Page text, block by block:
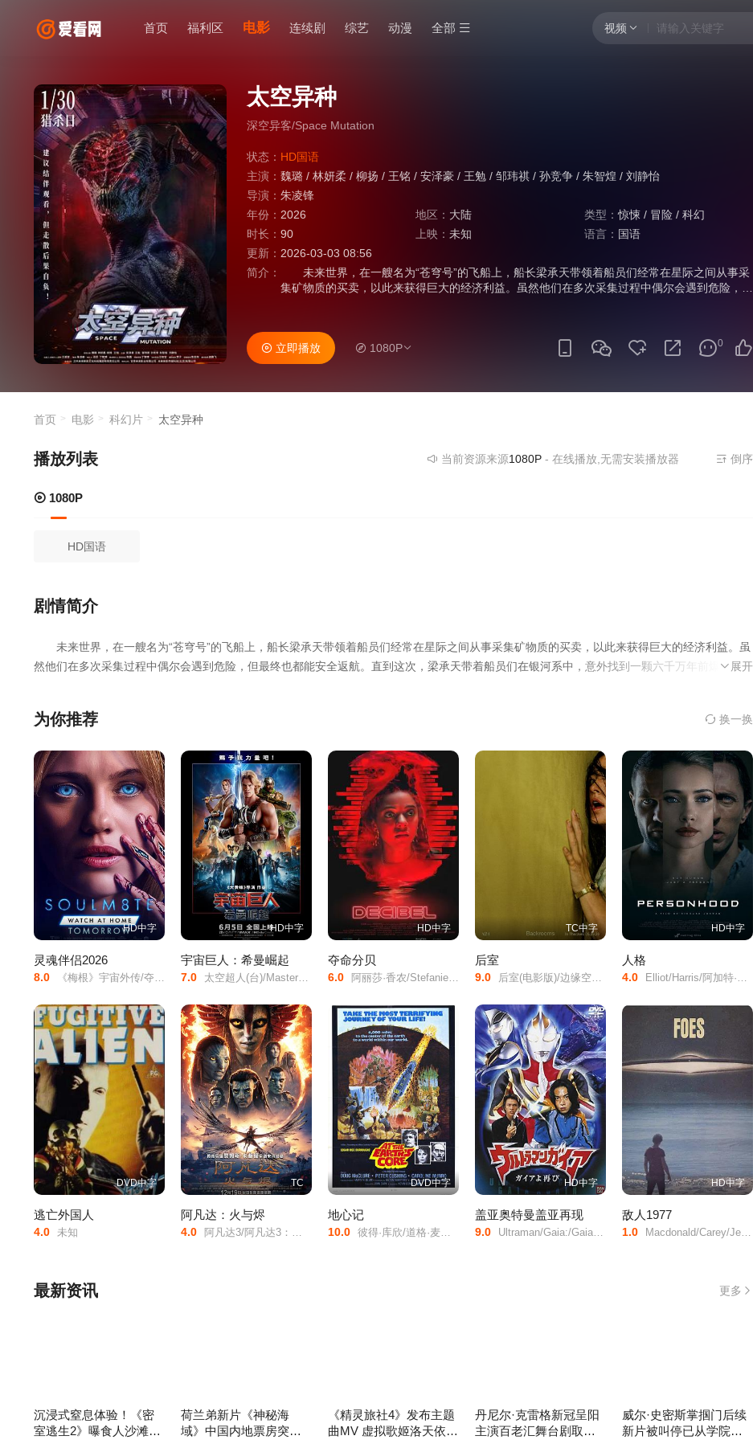
视频
首页 福利区 电影 连续剧 综艺 动漫 全部
太空异种
深空异客/Space Mutation
状态： HD国语
主演： 魏璐 / 林妍柔 / 柳扬 / 王铭 / 安泽豪 / 王勉 / 邹玮祺 / 孙竞争 / 朱智煌 / 刘静怡
导演： 朱凌锋
年份： 2026 地区： 大陆 类型：惊悚 / 冒险 / 科幻
时长： 90 上映： 未知 语言： 国语
更新： 2026-03-03 08:56
简介：
未来世界，在一艘名为“苍穹号”的飞船上，船长梁承天带领着船员们经常在星际之间从事采
集矿物质的买卖，以此来获得巨大的经济利益。虽然他们在多次采集过程中偶尔会遇到危险，但
心事的船员们就此踏上返航之旅。在返航途中“苍穹号”意外接到了一组未知的求救讯号。他们成
功救下了“创世纪号”的生物学家林修远和他的妻子Angel，而梁承天在救援的过程中也意外受
伤。
0
立即播放 1080P
首页 电影 科幻片 太空异种
播放列表 当前资源来源1080P- 在线播放,无需安装播放器 倒序
1080P
HD国语
剧情简介
未来世界，在一艘名为“苍穹号”的飞船上，船长梁承天带领着船员们经常在星际之间从事采集矿物质的买卖，以此来获得巨大的经济利益。虽
然他们在多次采集过程中偶尔会遇到危险，但最终也都能安全返航。直到这次，梁承天带着船员们在银河系中，意外找到一颗六千万年前爆炸的展开
为你推荐 换一换
HD中字
灵魂伴侣2026
8.0 《梅根》宇宙外传/夺魂伴侣/
HD中字
宇宙巨人：希曼崛起
7.0 太空超人(台)/Masters/of/the/Universe/宇宙天王(港)/宇宙巨人希曼/宇宙巨人希曼(真人版)/Grayskull/He-Man/
HD中字
夺命分贝
6.0 阿丽莎·香农/Stefanie/Estes/Colby/Groves/
TC中字
后室
9.0 后室(电影版)/边缘空间：电影/嚇房(港)/
HD中字
人格
4.0 Elliot/Harris/阿加特·莱维/艾伦·埃默里斯/Ryan/Lee/Scott/Monica/Baiardi/Romina/Fernandez/Henry/Berry/Jenna/Callaghan/Ricardo/Christian/
DVD中字
逃亡外国人
4.0 未知
TC
阿凡达：火与烬
4.0 阿凡达3/阿凡达3：火与烬/阿凡达3：火与灰/阿凡达3：带种者/Avatar:/The/Seed/Bearer/Avatar/3/
DVD中字
地心记
10.0 彼得·库欣/道格·麦克洛/卡罗琳·莫罗/Cy/Grant/Godfrey/James/基思·巴伦/Robert/Gillespie/
HD中字
盖亚奥特曼盖亚再现
9.0 Ultraman/Gaia:/Gaia/Again/超人佳亚/重现力量与光芒/超人佳亚之光芒再现/超人力霸王盖亚/盖亚再起/
HD中字
敌人1977
1.0 Macdonald/Carey/Jerry/Hardin/Jane/Wiley/Alan/Blanchard/Gregory/Clemens/John/Coats/Steven/Schrader/Michael/Driscoll/Matt/Oppenheimer/Hausman/De/Pass/James/Driscoll/Mark/Paskos/Arem/Fisher/Douglas/M./Kelley/III/Marilyn/Franks/Robert/D.E./Alexander/Robert/D./
最新资讯 更多
沉浸式窒息体验！《密
室逃生2》曝食人沙滩片
荷兰弟新片《神秘海
域》中国内地票房突破1
《精灵旅社4》发布主题
曲MV 虚拟歌姬洛天依献
丹尼尔·克雷格新冠呈阳
主演百老汇舞台剧取消
威尔·史密斯掌掴门后续
新片被叫停已从学院辞